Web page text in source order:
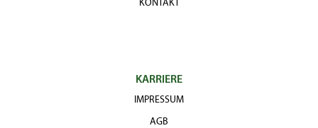
KONTAKT
KARRIERE
IMPRESSUM
AGB